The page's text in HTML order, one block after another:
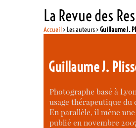
La Revue des
Accueil> Les auteurs >Guillaume J.
Guillaume J.
Photographe basé à
usage thérapeutique du
En parallèle, il mène
publié en novembre